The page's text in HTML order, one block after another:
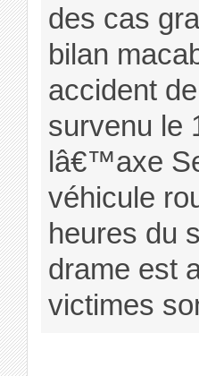
des cas
bilan
accident
survenu le
lâ€™axe
véhicule
heures du
drame est
victimes